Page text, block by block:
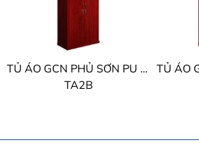
TỦ ÁO GCN PHỦ SƠN PU THE ONE
TA2B